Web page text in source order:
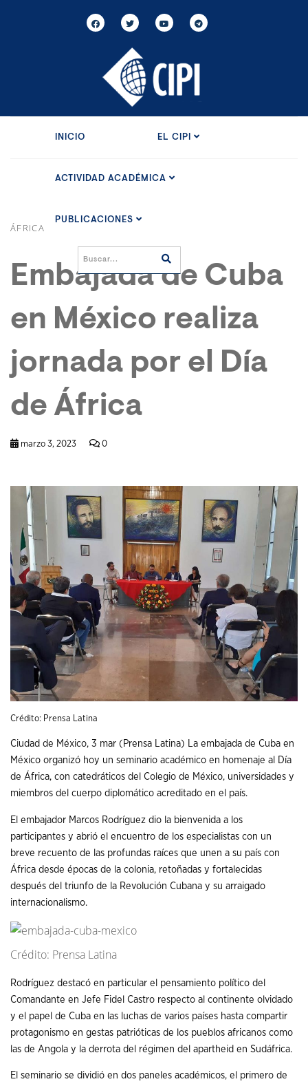
INICIO EL CIPI
ACTIVIDAD ACADÉMICA
PUBLICACIONES
ÁFRICA
Embajada de Cuba
en México realiza
jornada por el Día
de África
marzo 3, 2023 0
Crédito: Prensa Latina
Ciudad de México, 3 mar (Prensa Latina) La embajada de Cuba en
México organizó hoy un seminario académico en homenaje al Día
de África, con catedráticos del Colegio de México, universidades y
miembros del cuerpo diplomático acreditado en el país.
El embajador Marcos Rodríguez dio la bienvenida a los
participantes y abrió el encuentro de los especialistas con un
breve recuento de las profundas raíces que unen a su país con
África desde épocas de la colonia, retoñadas y fortalecidas
después del triunfo de la Revolución Cubana y su arraigado
internacionalismo.
Crédito: Prensa Latina
Rodríguez destacó en particular el pensamiento político del
Comandante en Jefe Fidel Castro respecto al continente olvidado
y el papel de Cuba en las luchas de varios países hasta compartir
protagonismo en gestas patrióticas de los pueblos africanos como
las de Angola y la derrota del régimen del apartheid en Sudáfrica.
El seminario se dividió en dos paneles académicos, el primero de